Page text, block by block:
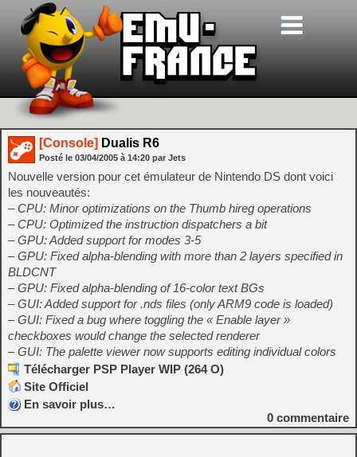
[Console] Dualis R6
Posté le 03/04/2005 à 14:20 par Jets
Nouvelle version pour cet émulateur de Nintendo DS dont voici
les nouveautés:
– CPU: Minor optimizations on the Thumb hireg operations
– CPU: Optimized the instruction dispatchers a bit
– GPU: Added support for modes 3-5
– GPU: Fixed alpha-blending with more than 2 layers specified in
BLDCNT
– GPU: Fixed alpha-blending of 16-color text BGs
– GUI: Added support for .nds files (only ARM9 code is loaded)
– GUI: Fixed a bug where toggling the « Enable layer »
checkboxes would change the selected renderer
– GUI: The palette viewer now supports editing individual colors
Télécharger PSP Player WIP (264 O)
Site Officiel
En savoir plus…
0 commentaire